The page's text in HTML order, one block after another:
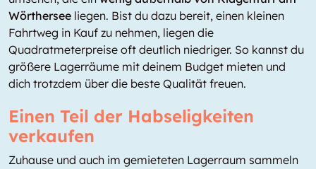
Wörthersee liegen. Bist du dazu bereit, einen kleinen
Fahrtweg in Kauf zu nehmen, liegen die
Quadratmeterpreise oft deutlich niedriger. So kannst du
größere Lagerräume mit deinem Budget mieten und
dich trotzdem über die beste Qualität freuen.
Einen Teil der Habseligkeiten
verkaufen
Zuhause und auch im gemieteten Lagerraum sammeln